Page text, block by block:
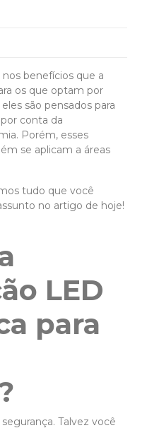
benefícios que a
os que optam por
são pensados para
conta da
Porém, esses
se aplicam a áreas
tudo que você
no artigo de hoje!
LED
para
Talvez você